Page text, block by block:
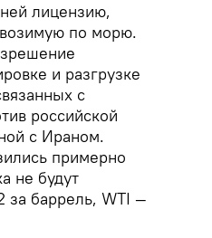
лицензию,
по морю.
и разгрузке
с
российской
с Ираном.
примерно
не будут
за баррель, WTI —